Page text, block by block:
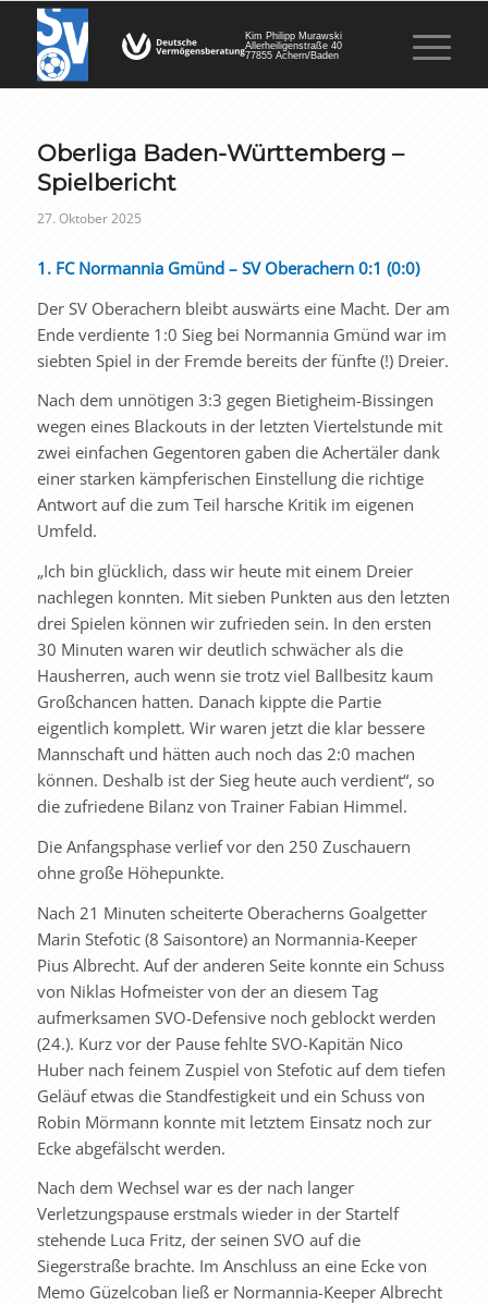
Kim Philipp Murawski
Allerheiligenstraße 40
77855 Achern/Baden
Oberliga Baden-Württemberg –
Spielbericht
27. Oktober 2025
1. FC Normannia Gmünd – SV Oberachern 0:1 (0:0)
Der SV Oberachern bleibt auswärts eine Macht. Der am
Ende verdiente 1:0 Sieg bei Normannia Gmünd war im
siebten Spiel in der Fremde bereits der fünfte (!) Dreier.
Nach dem unnötigen 3:3 gegen Bietigheim-Bissingen
wegen eines Blackouts in der letzten Viertelstunde mit
zwei einfachen Gegentoren gaben die Achertäler dank
einer starken kämpferischen Einstellung die richtige
Antwort auf die zum Teil harsche Kritik im eigenen
Umfeld.
„Ich bin glücklich, dass wir heute mit einem Dreier
nachlegen konnten. Mit sieben Punkten aus den letzten
drei Spielen können wir zufrieden sein. In den ersten
30 Minuten waren wir deutlich schwächer als die
Hausherren, auch wenn sie trotz viel Ballbesitz kaum
Großchancen hatten. Danach kippte die Partie
eigentlich komplett. Wir waren jetzt die klar bessere
Mannschaft und hätten auch noch das 2:0 machen
können. Deshalb ist der Sieg heute auch verdient“, so
die zufriedene Bilanz von Trainer Fabian Himmel.
Die Anfangsphase verlief vor den 250 Zuschauern
ohne große Höhepunkte.
Nach 21 Minuten scheiterte Oberacherns Goalgetter
Marin Stefotic (8 Saisontore) an Normannia-Keeper
Pius Albrecht. Auf der anderen Seite konnte ein Schuss
von Niklas Hofmeister von der an diesem Tag
aufmerksamen SVO-Defensive noch geblockt werden
(24.). Kurz vor der Pause fehlte SVO-Kapitän Nico
Huber nach feinem Zuspiel von Stefotic auf dem tiefen
Geläuf etwas die Standfestigkeit und ein Schuss von
Robin Mörmann konnte mit letztem Einsatz noch zur
Ecke abgefälscht werden.
Nach dem Wechsel war es der nach langer
Verletzungspause erstmals wieder in der Startelf
stehende Luca Fritz, der seinen SVO auf die
Siegerstraße brachte. Im Anschluss an eine Ecke von
Memo Güzelcoban ließ er Normannia-Keeper Albrecht